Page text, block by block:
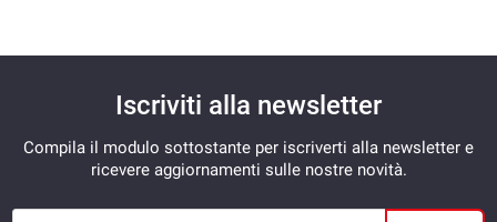
Iscriviti alla newsletter
Compila il modulo sottostante per iscriverti alla newsletter e
ricevere aggiornamenti sulle nostre novità.